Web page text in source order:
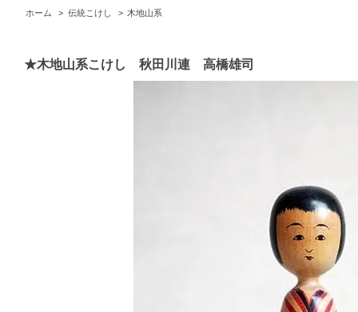
ホーム > 伝統こけし > 木地山系
★木地山系こけし 秋田川連 高橋雄司